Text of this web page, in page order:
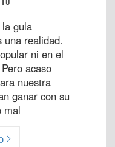
gula
una realidad.
ni en el
acaso
nuestra
ganar con su
mal